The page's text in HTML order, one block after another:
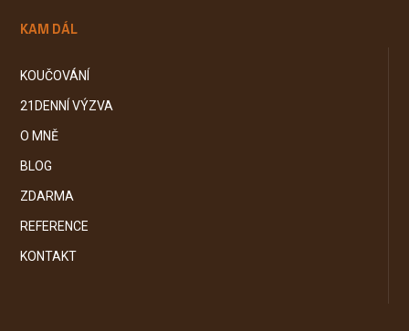
KAM DÁL
KOUČOVÁNÍ
21DENNÍ VÝZVA
O MNĚ
BLOG
ZDARMA
REFERENCE
KONTAKT